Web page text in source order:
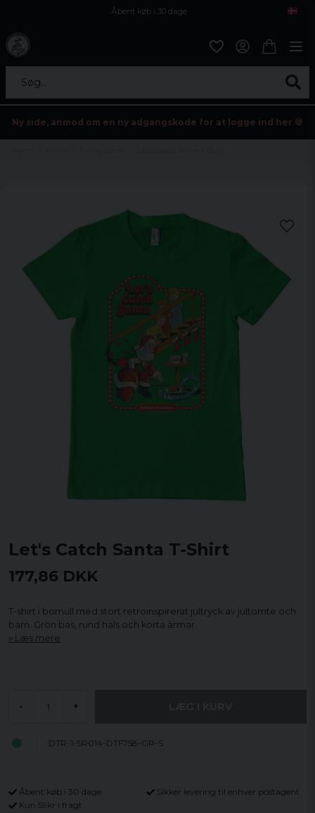
Åbent køb i 30 dage
Søg...
Ny side, anmod om en ny adgangskode for at logge ind her 💀
Let's Catch Santa T-Shirt
177,86 DKK
T-shirt i bomull med stort retroinspirerat jultryck av jultomte och
barn. Grön bas, rund hals och korta ärmar.
Læs mere
- +
DTR-1-SR014-DTF758-GR-S
Åbent køb i 30 dage
Sikker levering til enhver postagent
Kun 59kr i fragt